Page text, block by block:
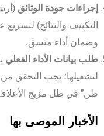
إجراءات جودة الوثائق
التكييف والنتائج)
وضمان أداء متسق.
طلب بيانات الأداء الفعلي
لتشغيلها؛ يجب التحقق
طن” في ظل مزيج
الأخبار الموصى بها
German
Korean
Italian
Russian
Turkish